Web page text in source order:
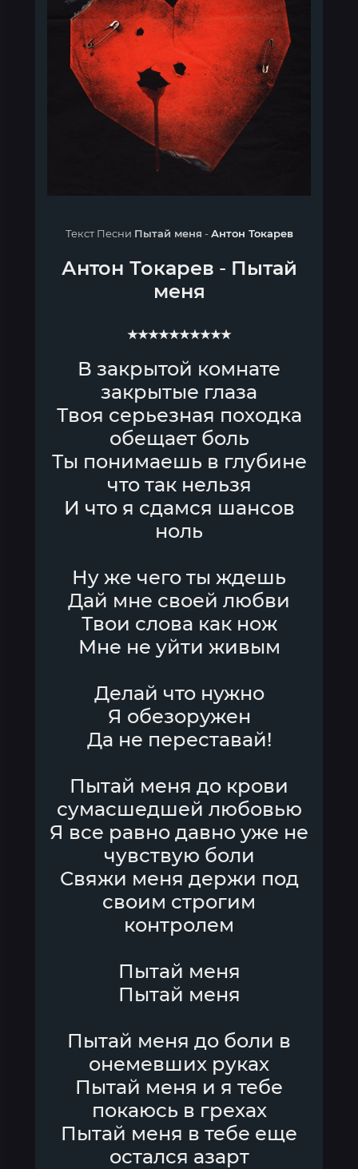
Текст Песни Пытай меня -Антон Токарев
Антон Токарев - Пытай
меня
★★★★★★★★★★
В закрытой комнате
закрытые глаза
Твоя серьезная походка
обещает боль
Ты понимаешь в глубине
что так нельзя
И что я сдамся шансов
ноль
Ну же чего ты ждешь
Дай мне своей любви
Твои слова как нож
Мне не уйти живым
Делай что нужно
Я обезоружен
Да не переставай!
Пытай меня до крови
сумасшедшей любовью
Я все равно давно уже не
чувствую боли
Свяжи меня держи под
своим строгим
контролем
Пытай меня
Пытай меня
Пытай меня до боли в
онемевших руках
Пытай меня и я тебе
покаюсь в грехах
Пытай меня в тебе еще
остался азарт